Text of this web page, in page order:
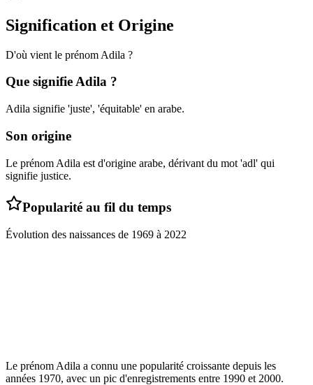
Signification et Origine
D'où vient le prénom Adila ?
Que signifieAdila ?
Adila signifie 'juste', 'équitable' en arabe.
Son origine
Le prénom Adila est d'origine arabe, dérivant du mot 'adl' qui
signifie justice.
Popularité au fil du temps
Évolution des naissances de 1969 à 2022
Le prénom Adila a connu une popularité croissante depuis les
années 1970, avec un pic d'enregistrements entre 1990 et 2000.